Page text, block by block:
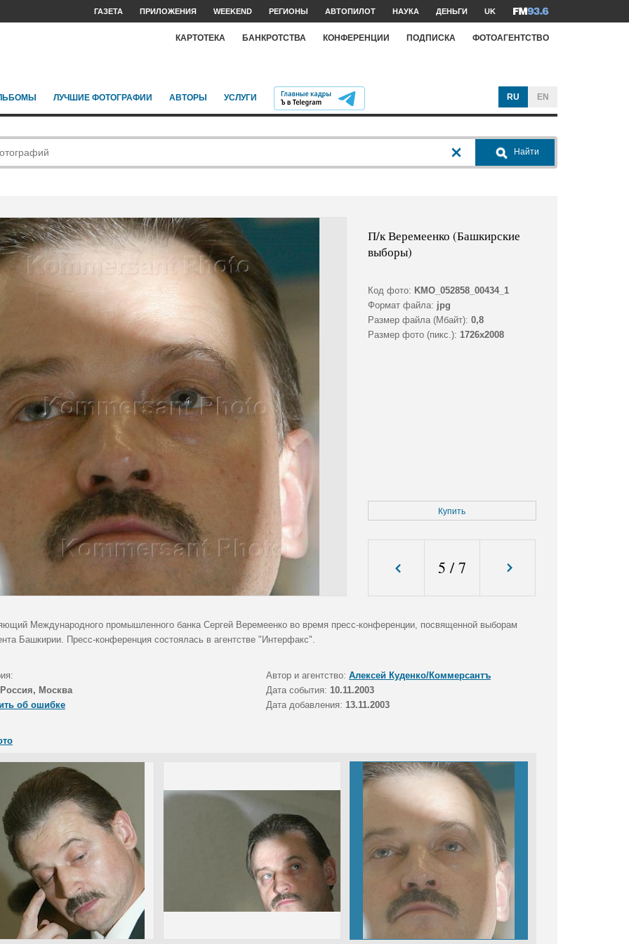
ГАЗЕТА ПРИЛОЖЕНИЯ WEEKEND РЕГИОНЫ АВТОПИЛОТ НАУКА ДЕНЬГИ UK
КАРТОТЕКА БАНКРОТСТВА КОНФЕРЕНЦИИ ПОДПИСКА ФОТОАГЕНТСТВО
ЛУЧШИЕ ФОТОГРАФИИ АВТОРЫ УСЛУГИ RU EN
Найти
П/к Веремеенко (Башкирские
выборы)
Код фото: KMO_052858_00434_1
Формат файла: jpg
Размер файла (Мбайт): 0,8
Размер фото (пикс.): 1726x2008
Купить
5 /7
Международного промышленного банка Сергей Веремеенко во время пресс-конференции, посвященной выборам
Башкирии. Пресс-конференция состоялась в агентстве "Интерфакс".
Автор и агентство: Алексей Куденко/Коммерсантъ
Россия, Москва Дата события: 10.11.2003
об ошибке
Дата добавления: 13.11.2003